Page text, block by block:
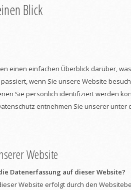
Blick
einen einfachen Überblick darüber,
wenn Sie unsere Website
Sie persönlich identifiziert werden
entnehmen Sie unserer unter
Website
Datenerfassung auf dieser Website?
Website erfolgt durch den